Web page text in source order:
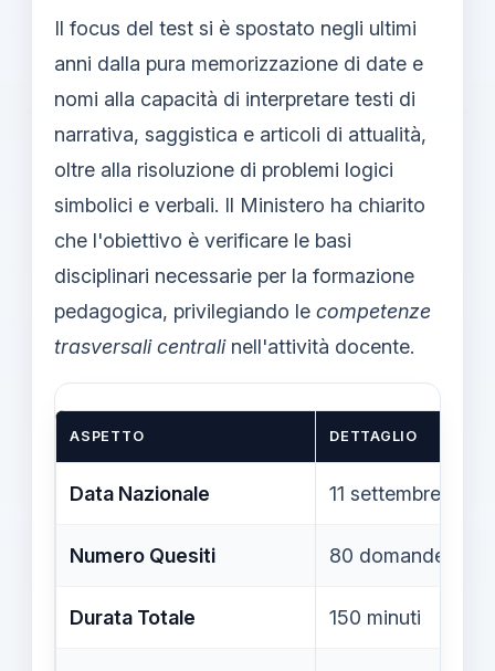
Il focus del test si è spostato negli ultimi
anni dalla pura memorizzazione di date e
nomi alla capacità di interpretare testi di
narrativa, saggistica e articoli di attualità,
oltre alla risoluzione di problemi logici
simbolici e verbali. Il Ministero ha chiarito
che l'obiettivo è verificare le basi
disciplinari necessarie per la formazione
pedagogica, privilegiando le competenze
trasversali centralinell'attività docente.
ASPETTO DETTAGLIO
Data Nazionale 11 settembre 2026
Numero Quesiti 80 domande a
Durata Totale 150 minuti